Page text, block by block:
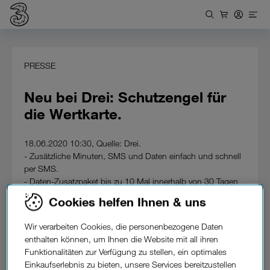
PRESSE
Neu bei Drei: Schutzengel für
die Wertkarte.
18.06.2020 10:30, Quelle: Drei.
- Zusätzliche Minuten, SMS und Daten einfach und schnell
per SMS.
- Daten-Zusatzpaket bis zu 10 Mal innerhalb von 30 Tagen
aktivierbar.
- Drei Schutzengel bei Wertkarten-Tarifen kostenfrei
Wertkartentarife ermöglichen volle Kostenkontrolle ohne
Bindung. Doch manchmal benötigen Kunden mehr als die
monatlich inkludierten Freieinheiten. Um die Aktivierung
Cookies helfen Ihnen & uns
Wir verarbeiten Cookies, die personenbezogene Daten
enthalten können, um Ihnen die Website mit all ihren
Funktionalitäten zur Verfügung zu stellen, ein optimales
Einkaufserlebnis zu bieten, unsere Services bereitzustellen